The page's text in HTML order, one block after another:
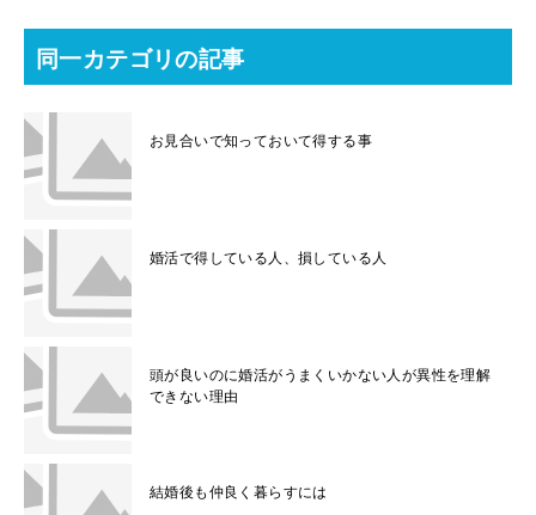
同一カテゴリの記事
お見合いで知っておいて得する事
婚活で得している人、損している人
頭が良いのに婚活がうまくいかない人が異性を理解
できない理由
結婚後も仲良く暮らすには